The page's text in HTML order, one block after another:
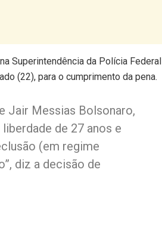
Superintendência da Polícia Federal
(22), para o cumprimento da pena.
Jair Messias Bolsonaro,
de 27 anos e
(em regime
diz a decisão de